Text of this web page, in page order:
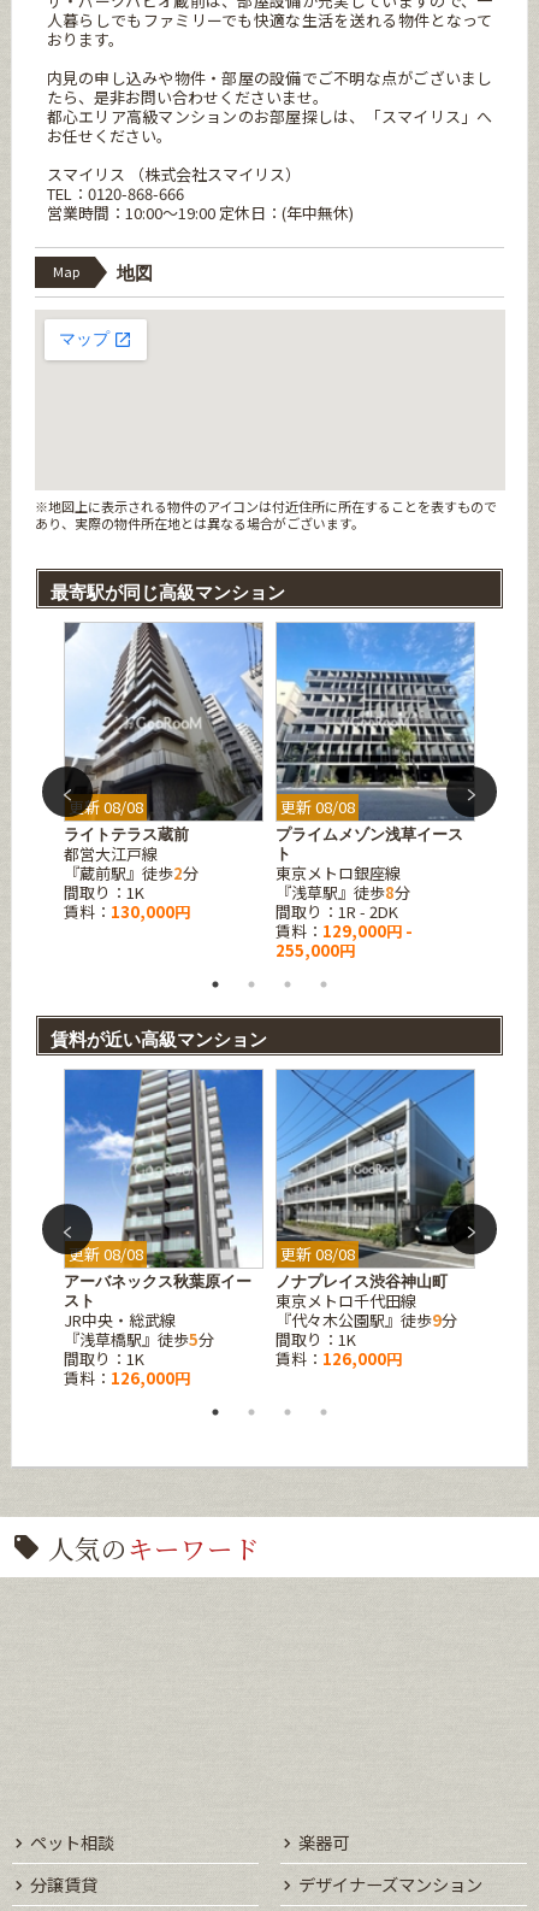
人暮らしでもファミリーでも快適な生活を送れる物件となって
おります。
内見の申し込みや物件・部屋の設備でご不明な点がございまし
たら、是非お問い合わせくださいませ。
都心エリア高級マンションのお部屋探しは、「スマイリス」へ
お任せください。
スマイリス （株式会社スマイリス）
TEL：0120-868-666
営業時間：10:00～19:00 定休日：(年中無休)
Map 地図
※地図上に表示される物件のアイコンは付近住所に所在することを表すもので
あり、実際の物件所在地とは異なる場合がございます。
最寄駅が同じ高級マンション
更新 08/08
ライトテラス蔵前
都営大江戸線
『蔵前駅』徒歩2分
間取り：1K
賃料： 130,000円
更新 08/08
プライムメゾン浅草イース
ト
東京メトロ銀座線
『浅草駅』徒歩8分
間取り：1R - 2DK
賃料： 129,000円 -
255,000円
更新
賃料が近い高級マンション
更新 08/08
アーバネックス秋葉原イー
スト
JR中央・総武線
『浅草橋駅』徒歩5分
間取り：1K
賃料： 126,000円
更新 08/08
ノナプレイス渋谷神山町
東京メトロ千代田線
『代々木公園駅』徒歩9分
間取り：1K
賃料： 126,000円
人気のキーワード
ペット相談
楽器可
分譲賃貸
デザイナーズマンション